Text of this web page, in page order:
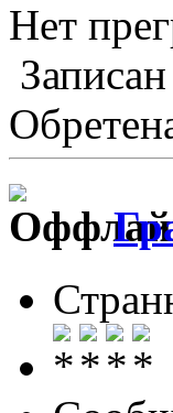
Нет
Записан